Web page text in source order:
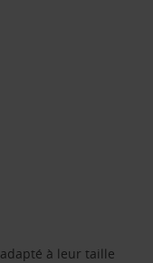
à leur taille